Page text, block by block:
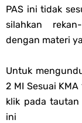
PAS ini tidak
silahkan
dengan materi
Untuk
2 MI Sesuai
klik pada
ini